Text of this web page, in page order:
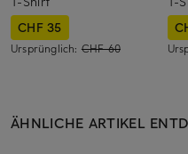
CHF 35
Ursprünglich: CHF 60
ÄHNLICHE ARTIKEL